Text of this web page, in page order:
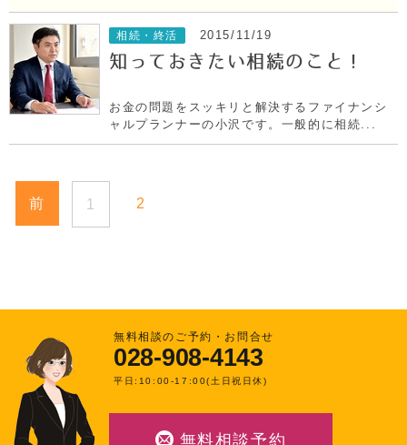
相続・終活 2015/11/19
知っておきたい相続のこと！
お金の問題をスッキリと解決するファイナンシ
ャルプランナーの小沢です。一般的に相続...
前 1 2
無料相談のご予約・お問合せ
028-908-4143
平日:10:00-17:00(土日祝日休)
無料相談予約